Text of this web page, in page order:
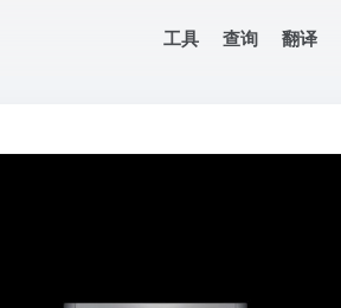
工具 查询 翻译